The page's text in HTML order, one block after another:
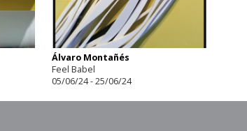
Álvaro Montañés
Feel Babel
05/06/24 - 25/06/24